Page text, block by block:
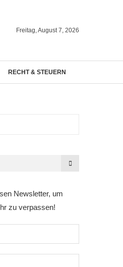
Freitag, August 7, 2026
RECHT & STEUERN
Newsletter, um
zu verpassen!